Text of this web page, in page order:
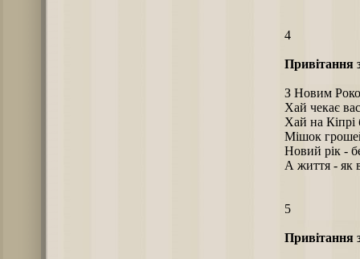
4
Привітання
З Новим
Хай чекає
Хай на Кіпрі
Мішок
Новий рік -
А життя - як
5
Привітання